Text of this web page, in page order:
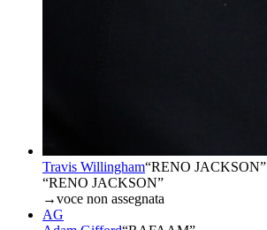
Travis Willingham“RENO JACKSON”
“RENO JACKSON”
→voce non assegnata
AG